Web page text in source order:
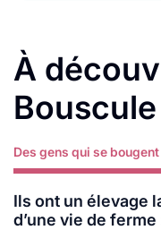
À
Bouscule
Des gens qui se bougent
Ils ont un élevage
d’une vie de
Lire plus